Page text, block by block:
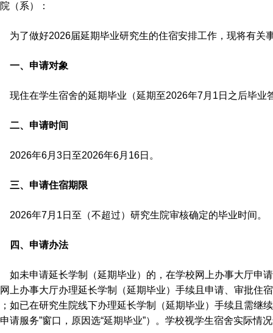
（系）：
为了做好2026届延期毕业研究生的住宿安排工作，现将有关
一、申请对象
现住在学生宿舍的延期毕业（延期至2026年7月1日之后毕业
二、申请时间
2026年6月3日至2026年6月16日。
三、申请住宿期限
2026年7月1日至（不超过）研究生院审核确定的毕业时间。
四、申请办法
如未申请延长学制（延期毕业）的，在学校网上办事大厅申
上办事大厅办理延长学制（延期毕业）手续且申请、审批住
如已在研究生院线下办理延长学制（延期毕业）手续且需继
请服务”窗口，原因选“延期毕业”）。学校视学生宿舍实际情